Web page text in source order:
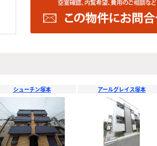
シューチン塚本 アールグレイス塚本